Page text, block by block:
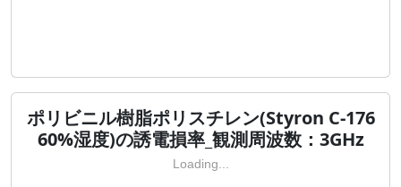
ポリビニル樹脂ポリスチレン(Styron C-176
60%湿度)の誘電損率_観測周波数：3GHz
Loading...